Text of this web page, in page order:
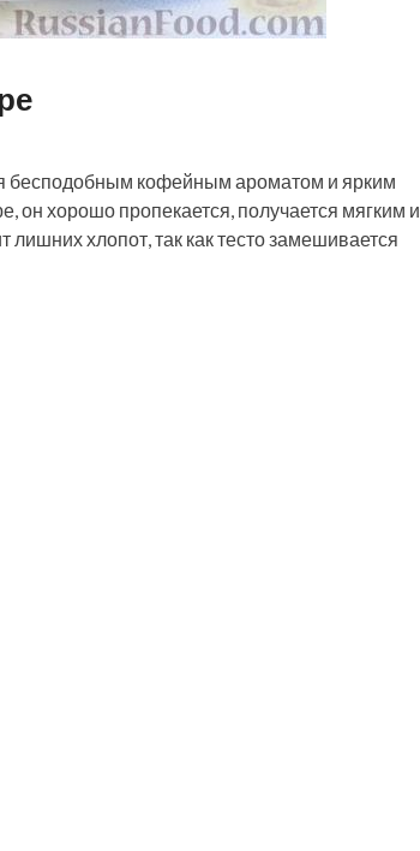
бесподобным кофейным ароматом и ярким
он хорошо пропекается, получается мягким и
хлопот, так как тесто замешивается